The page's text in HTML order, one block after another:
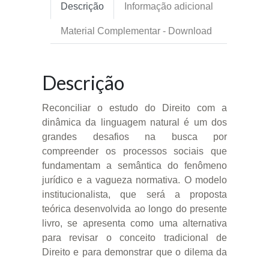
Descrição Informação adicional
Material Complementar - Download
Descrição
Reconciliar o estudo do Direito com a
dinâmica da linguagem natural é um dos
grandes desafios na busca por
compreender os processos sociais que
fundamentam a semântica do fenômeno
jurídico e a vagueza normativa. O modelo
institucionalista, que será a proposta
teórica desenvolvida ao longo do presente
livro, se apresenta como uma alternativa
para revisar o conceito tradicional de
Direito e para demonstrar que o dilema da